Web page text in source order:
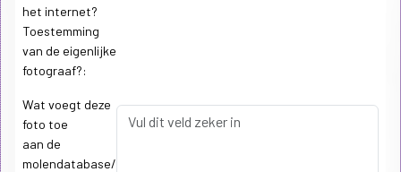
het internet?
Toestemming
van de eigenlijke
fotograaf?:
Wat voegt deze
foto toe
aan de
molendatabase/